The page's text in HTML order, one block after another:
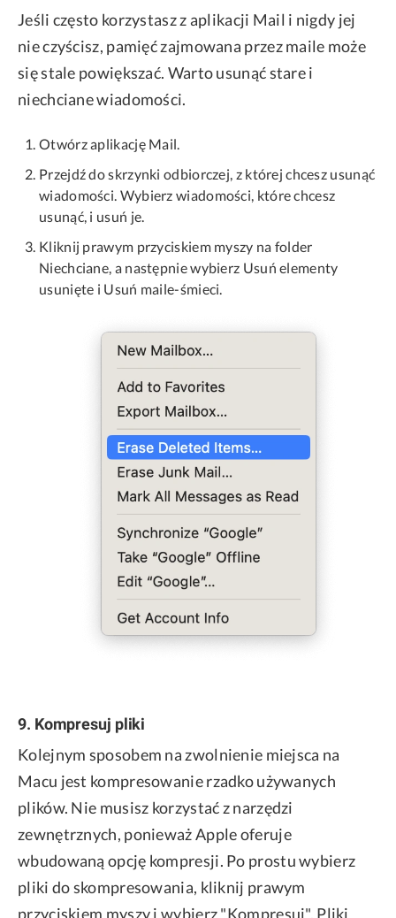
Jeśli często korzystasz z aplikacji Mail i nigdy jej
nie czyścisz, pamięć zajmowana przez maile może
się stale powiększać. Warto usunąć stare i
niechciane wiadomości.
Otwórz aplikację Mail.
Przejdź do skrzynki odbiorczej, z której chcesz usunąć
wiadomości. Wybierz wiadomości, które chcesz
usunąć, i usuń je.
Kliknij prawym przyciskiem myszy na folder
Niechciane, a następnie wybierz Usuń elementy
usunięte i Usuń maile-śmieci.
9. Kompresuj pliki
Kolejnym sposobem na zwolnienie miejsca na
Macu jest kompresowanie rzadko używanych
plików. Nie musisz korzystać z narzędzi
zewnętrznych, ponieważ Apple oferuje
wbudowaną opcję kompresji. Po prostu wybierz
pliki do skompresowania, kliknij prawym
przyciskiem myszy i wybierz "Kompresuj". Pliki